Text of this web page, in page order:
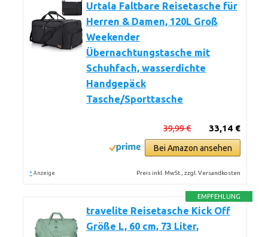
Urtala Faltbare Reisetasche für
Herren & Damen, 120L Groß
Weekender
Übernachtungstasche mit
Schuhfach, wasserdichte
Handgepäck
Tasche/Sporttasche
33,14 €
39,99 €
Bei Amazon ansehen
* Anzeige Preis inkl. MwSt., zzgl. Versandkosten
EMPFEHLUNG
travelite Reisetasche Kick Off
Größe L, 60 cm, 73 Liter,